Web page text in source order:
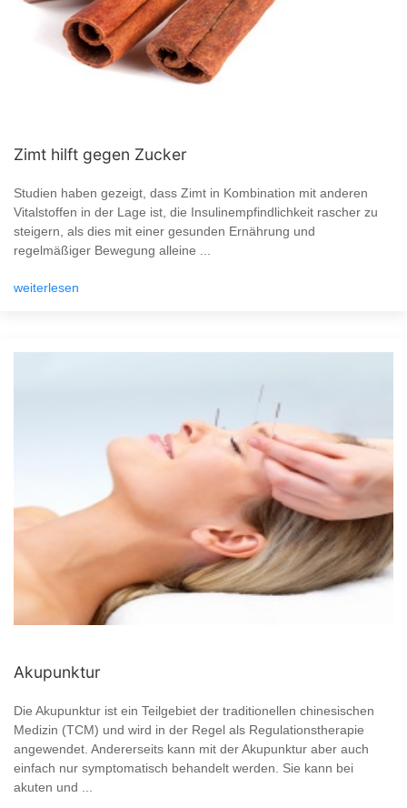
Zimt hilft gegen Zucker
Studien haben gezeigt, dass Zimt in Kombination mit anderen
Vitalstoffen in der Lage ist, die Insulinempfindlichkeit rascher zu
steigern, als dies mit einer gesunden Ernährung und
regelmäßiger Bewegung alleine ...
weiterlesen
Akupunktur
Die Akupunktur ist ein Teilgebiet der traditionellen chinesischen
Medizin (TCM) und wird in der Regel als Regulationstherapie
angewendet. Andererseits kann mit der Akupunktur aber auch
einfach nur symptomatisch behandelt werden. Sie kann bei
akuten und ...